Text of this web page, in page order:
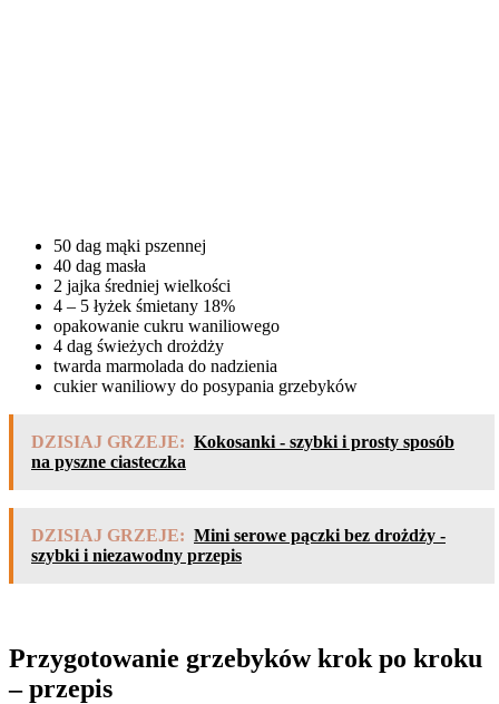
50 dag mąki pszennej
40 dag masła
2 jajka średniej wielkości
4 – 5 łyżek śmietany 18%
opakowanie cukru waniliowego
4 dag świeżych drożdży
twarda marmolada do nadzienia
cukier waniliowy do posypania grzebyków
DZISIAJ GRZEJE: Kokosanki - szybki i prosty sposób
na pyszne ciasteczka
DZISIAJ GRZEJE: Mini serowe pączki bez drożdży -
szybki i niezawodny przepis
Przygotowanie grzebyków krok po kroku
– przepis